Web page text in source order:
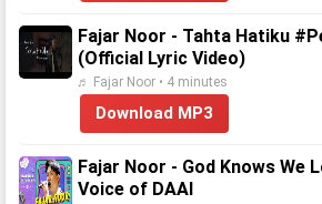
Fajar Noor - Tahta Hatiku
(Official Lyric Video)
♬ Fajar Noor • 4 minutes
Download MP3
Fajar Noor - God Knows We
Voice of DAAI